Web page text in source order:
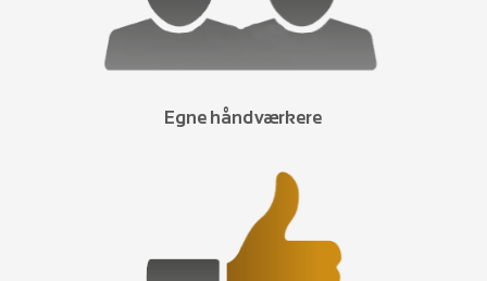
Egne håndværkere